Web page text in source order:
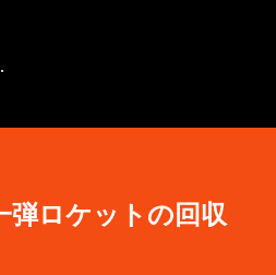
弾ロケットの回収